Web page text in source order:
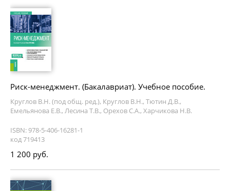
Риск-менеджмент. (Бакалавриат). Учебное пособие.
Круглов В.Н. (под общ. ред.), Круглов В.Н., Тютин Д.В.,
Емельянова Е.В., Лесина Т.В., Орехов С.А., Харчикова Н.В.
ISBN: 978-5-406-16281-1
код 719413
1 200 руб.